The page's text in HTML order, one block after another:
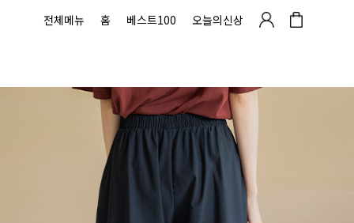
전체메뉴 홈 베스트100 오늘의신상